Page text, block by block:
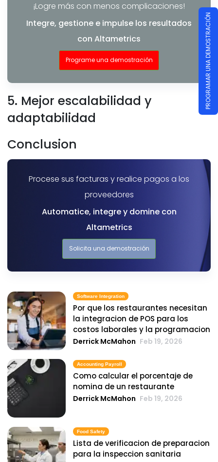
¡Logre más con menos complicaciones!
Integre, gestione e impulse los resultados
con Altametrics
Programe una demostración
5. Mejor escalabilidad y
adaptabilidad
Conclusion
Procese sus facturas y realice pagos a los
proveedores
Automatice, integre y domine con
Altametrics
Solicita una demostración
Software Integration
Por que los restaurantes necesitan
la integracion de POS para los
costos laborales y la programacion
Derrick McMahon Feb 19, 2026
Accounting Payroll
Como calcular el porcentaje de
nomina de un restaurante
Derrick McMahon Feb 19, 2026
Food Safety
Lista de verificacion de preparacion
para la inspeccion sanitaria
PROGRAMAR UNA DEMOSTRACIÓN